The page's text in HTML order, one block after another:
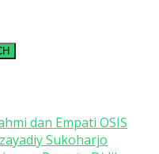
dan Empati OSIS
Sukoharjo